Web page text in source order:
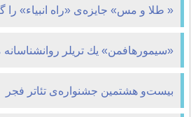
« طلا و مس» جایزه‌ی «راه انبیاء» را
«سیمورهافمن» یك تریلر
بیست‌و هشتمین جشنواره‌ی تئاتر فجر